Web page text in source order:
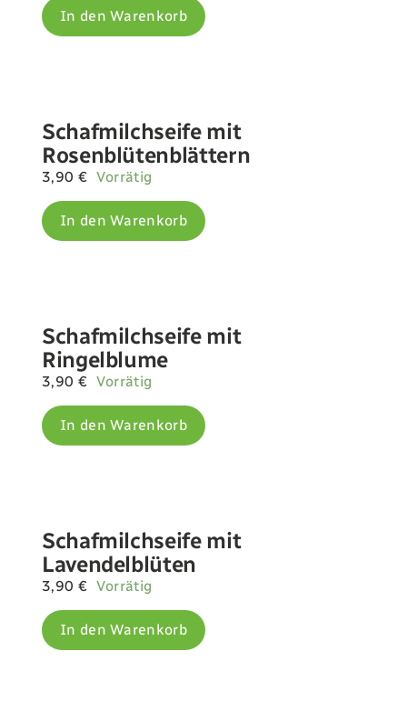
In den Warenkorb
Schafmilchseife mit
Rosenblütenblättern
3,90 € Vorrätig
In den Warenkorb
Schafmilchseife mit
Ringelblume
3,90 € Vorrätig
In den Warenkorb
Schafmilchseife mit
Lavendelblüten
3,90 € Vorrätig
In den Warenkorb